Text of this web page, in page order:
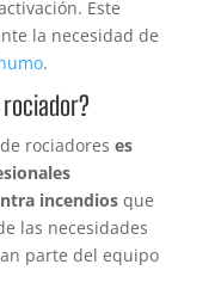
Este
la necesidad de
.
rociadores es
incendiosque
las necesidades
parte del equipo